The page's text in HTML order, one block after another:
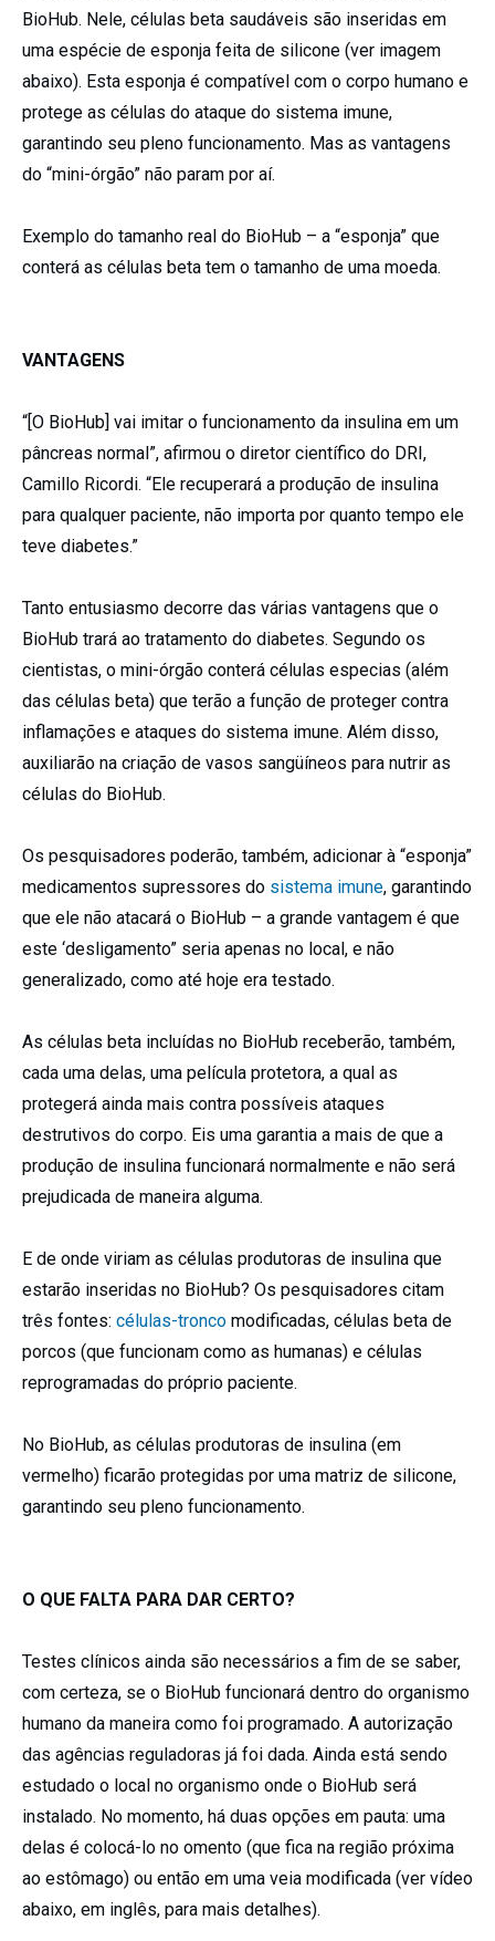
BioHub. Nele, células beta saudáveis são inseridas em
uma espécie de esponja feita de silicone (ver imagem
abaixo). Esta esponja é compatível com o corpo humano e
protege as células do ataque do sistema imune,
garantindo seu pleno funcionamento. Mas as vantagens
do “mini-órgão” não param por aí.
Exemplo do tamanho real do BioHub – a “esponja” que
conterá as células beta tem o tamanho de uma moeda.
VANTAGENS
“[O BioHub] vai imitar o funcionamento da insulina em um
pâncreas normal”, afirmou o diretor científico do DRI,
Camillo Ricordi. “Ele recuperará a produção de insulina
para qualquer paciente, não importa por quanto tempo ele
teve diabetes.”
Tanto entusiasmo decorre das várias vantagens que o
BioHub trará ao tratamento do diabetes. Segundo os
cientistas, o mini-órgão conterá células especias (além
das células beta) que terão a função de proteger contra
inflamações e ataques do sistema imune. Além disso,
auxiliarão na criação de vasos sangüíneos para nutrir as
células do BioHub.
Os pesquisadores poderão, também, adicionar à “esponja”
medicamentos supressores do sistema imune, garantindo
que ele não atacará o BioHub – a grande vantagem é que
este ‘desligamento” seria apenas no local, e não
generalizado, como até hoje era testado.
As células beta incluídas no BioHub receberão, também,
cada uma delas, uma película protetora, a qual as
protegerá ainda mais contra possíveis ataques
destrutivos do corpo. Eis uma garantia a mais de que a
produção de insulina funcionará normalmente e não será
prejudicada de maneira alguma.
E de onde viriam as células produtoras de insulina que
estarão inseridas no BioHub? Os pesquisadores citam
três fontes: células-tronco modificadas, células beta de
porcos (que funcionam como as humanas) e células
reprogramadas do próprio paciente.
No BioHub, as células produtoras de insulina (em
vermelho) ficarão protegidas por uma matriz de silicone,
garantindo seu pleno funcionamento.
O QUE FALTA PARA DAR CERTO?
Testes clínicos ainda são necessários a fim de se saber,
com certeza, se o BioHub funcionará dentro do organismo
humano da maneira como foi programado. A autorização
das agências reguladoras já foi dada. Ainda está sendo
estudado o local no organismo onde o BioHub será
instalado. No momento, há duas opções em pauta: uma
delas é colocá-lo no omento (que fica na região próxima
ao estômago) ou então em uma veia modificada (ver vídeo
abaixo, em inglês, para mais detalhes).